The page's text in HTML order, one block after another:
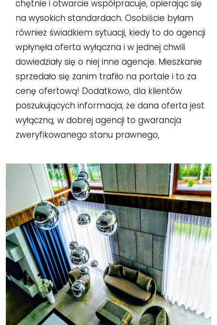
chętnie i otwarcie współpracuje, opierając się
na wysokich standardach. Osobiście byłam
również świadkiem sytuacji, kiedy to do agencji
wpłynęła oferta wyłączna i w jednej chwili
dowiedziały się o niej inne agencje. Mieszkanie
sprzedało się zanim trafiło na portale i to za
cenę ofertową! Dodatkowo, dla klientów
poszukujących informacja, że dana oferta jest
wyłączną, w dobrej agencji to gwarancja
zweryfikowanego stanu prawnego,